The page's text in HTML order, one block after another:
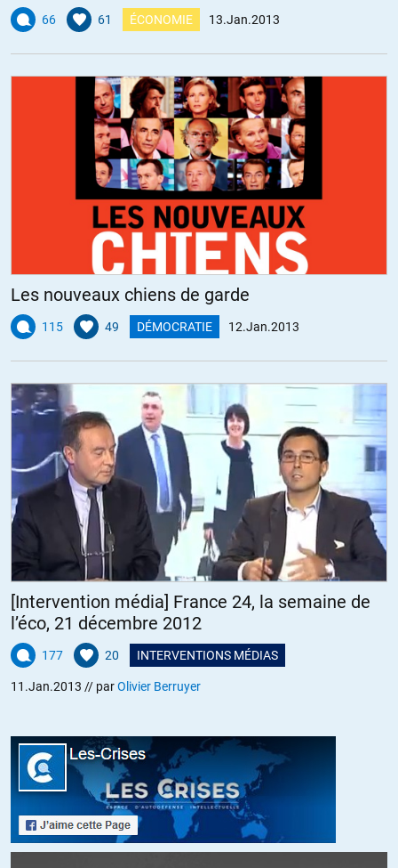
66 61 ÉCONOMIE 13.Jan.2013
Les nouveaux chiens de garde
115 49 DÉMOCRATIE 12.Jan.2013
[Intervention média] France 24, la semaine de
l’éco, 21 décembre 2012
177 20 INTERVENTIONS MÉDIAS
11.Jan.2013 // parOlivier Berruyer